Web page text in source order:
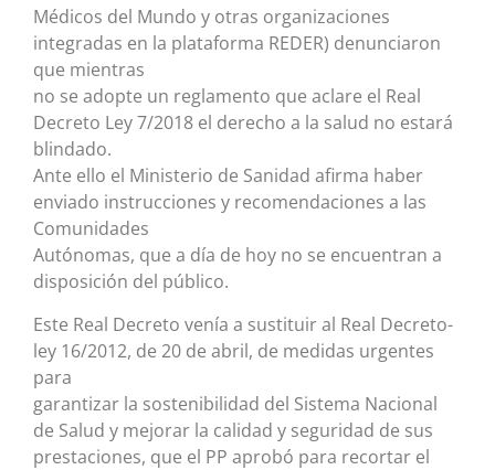
Médicos del Mundo y otras organizaciones
integradas en la plataforma REDER) denunciaron
que mientras
no se adopte un reglamento que aclare el Real
Decreto Ley 7/2018 el derecho a la salud no estará
blindado.
Ante ello el Ministerio de Sanidad afirma haber
enviado instrucciones y recomendaciones a las
Comunidades
Autónomas, que a día de hoy no se encuentran a
disposición del público.
Este Real Decreto venía a sustituir al Real Decreto-
ley 16/2012, de 20 de abril, de medidas urgentes
para
garantizar la sostenibilidad del Sistema Nacional
de Salud y mejorar la calidad y seguridad de sus
prestaciones, que el PP aprobó para recortar el